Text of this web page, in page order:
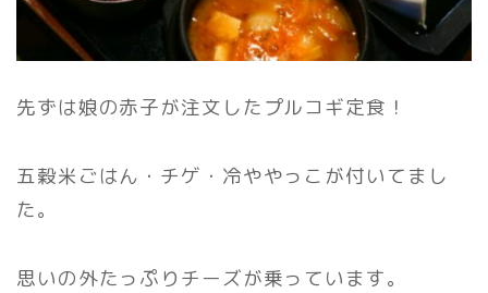
先ずは娘の赤子が注文したプルコギ定食！
五穀米ごはん・チゲ・冷ややっこが付いてまし
た。
思いの外たっぷりチーズが乗っています。